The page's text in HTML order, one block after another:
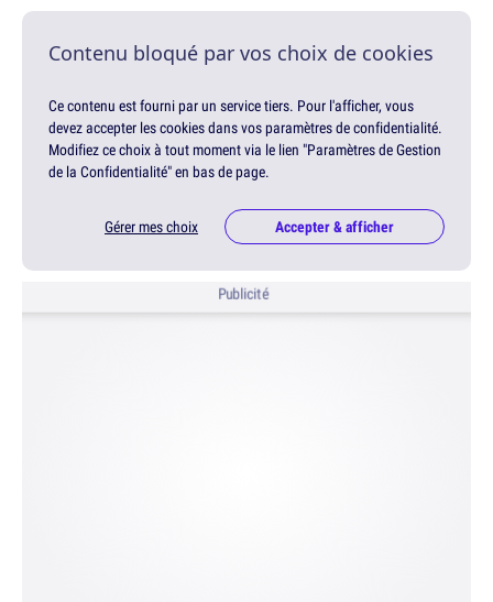
Contenu bloqué par vos choix de cookies
Ce contenu est fourni par un service tiers. Pour l'afficher, vous
devez accepter les cookies dans vos paramètres de confidentialité.
Modifiez ce choix à tout moment via le lien "Paramètres de Gestion
de la Confidentialité" en bas de page.
Gérer mes choix Accepter & afficher
Publicité